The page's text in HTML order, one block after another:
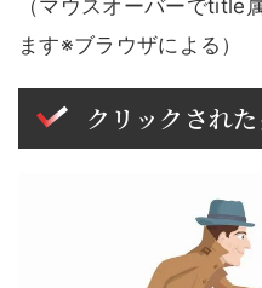
（マウスオーバーでtitle
ます※ブラウザによる）
クリックされ